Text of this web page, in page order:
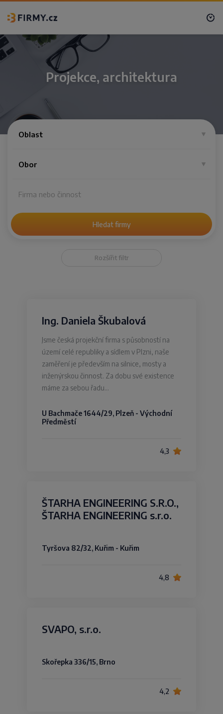
Projekce, architektura
Oblast
Obor
Hledat firmy
Rozšířit filtr
Ing. Daniela Škubalová
Jsme česká projekční firma s působností na
území celé republiky a sídlem v Plzni, naše
zaměření je především na silnice, mosty a
inženýrskou činnost. Za dobu své existence
máme za sebou řadu…
U Bachmače 1644/29, Plzeň - Východní
Předměstí
4,3
ŠTARHA ENGINEERING S.R.O.,
ŠTARHA ENGINEERING s.r.o.
Tyršova 82/32, Kuřim - Kuřim
4,8
SVAPO, s.r.o.
Skořepka 336/15, Brno
4,2